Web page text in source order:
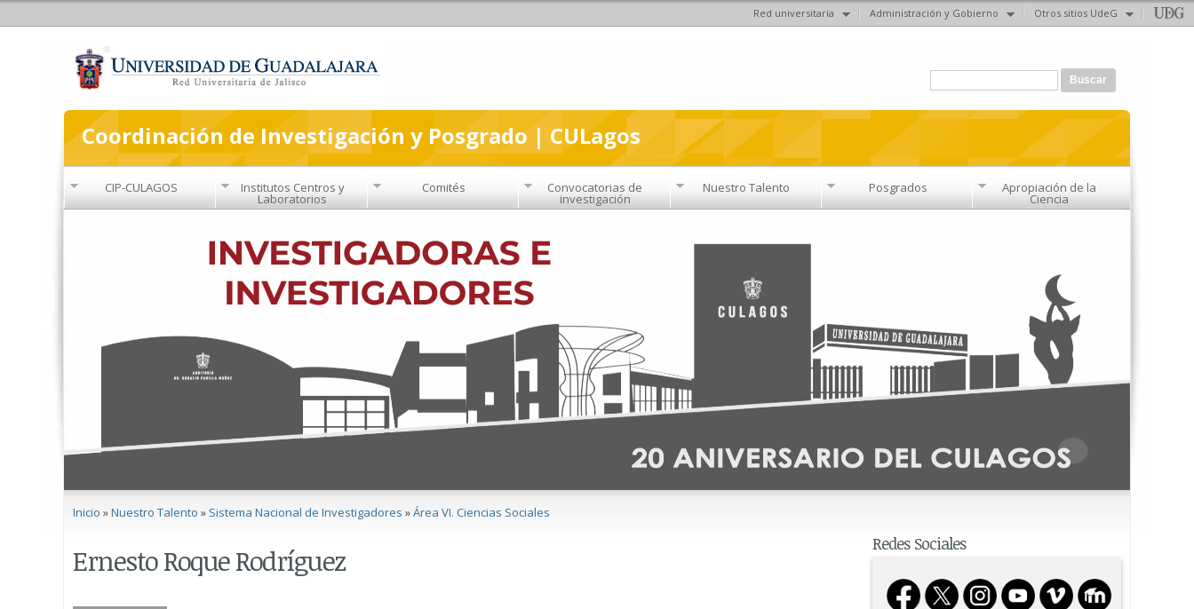
Red universitaria Administración y Gobierno Otros sitios UdeG
Formulario de búsqueda
Coordinación de Investigación y Posgrado | CULagos
CIP-CULAGOS Institutos Centros y
Laboratorios
Comités Convocatorias de
investigación
Nuestro Talento Posgrados Apropiación de la
Ciencia
Inicio »Nuestro Talento » Sistema Nacional de Investigadores »Área VI. Ciencias Sociales
Ernesto Roque Rodríguez Redes Sociales